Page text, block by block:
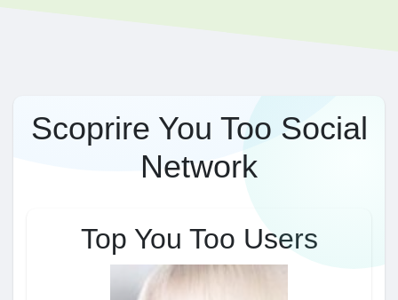
Scoprire You Too Social
Network
Top You Too Users